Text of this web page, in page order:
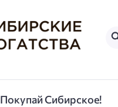
Покупай Сибирское!